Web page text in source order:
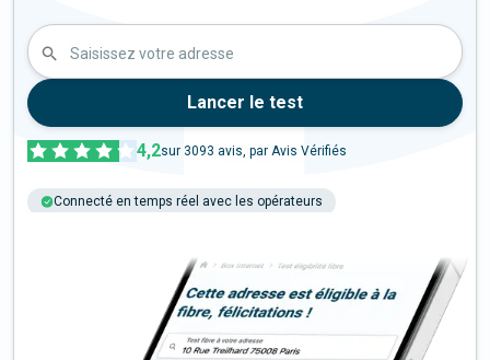
Saisissez votre adresse
Lancer le test
4,2sur 3093 avis, par Avis Vérifiés
Connecté en temps réel avec les opérateurs